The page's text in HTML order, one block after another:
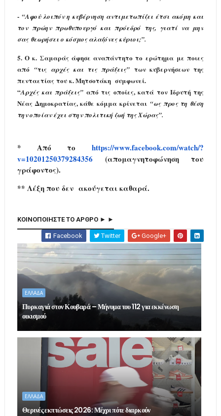
- “Αφού λοιπόν η κυβέρνηση αντιμετωπίζει έτσι ακόμη και
τον πρώην πρωθυπουργό και πρόεδρό της, γιατί να μην
σας θεωρήσει ο κόσμος αλαζόνες κύριοι;”.
5. Ο κ. Σαμαράς άφησε αναπάντητο το ερώτημα με ποιες
από “τις αρχές και τις πράξεις” των κυβερνήσεων της
πενταετίας του κ. Μητσοτάκη συμφωνεί.
“Αρχές και πράξεις” από τις οποίες, κατά τον Ιδρυτή της
Νέας Δημοκρατίας, κάθε κόμμα κρίνεται “ως προς τη θέση
την οποίαν έχει στην πολιτική ζωή της Χώρας”.
* Από το https://www.facebook.com/watch/?
v=10201250379284356 (απομαγνητοφώνηση του
γράφοντος).
** Λέξη που δεν ακούγεται καθαρά.
ΚΟΙΝΟΠΟΙΗΣΤΕ ΤΟ ΑΡΘΡΟ ► ►
Facebook Twitter Google+
ΕΛΛΑΔΑ
Πυρκαγιά στον Κουβαρά – Μήνυμα του 112 για εκκένωση
οικισμού
ΕΛΛΑΔΑ
Θερινές εκπτώσεις 2026: Μέχρι πότε διαρκούν